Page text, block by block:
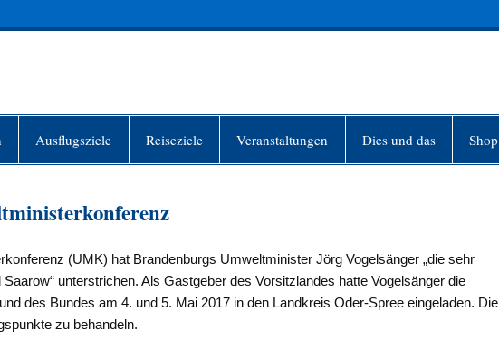
Ausflugsziele Reiseziele Veranstaltungen Dies und das Shop
(UMK) hat Brandenburgs Umweltminister Jörg Vogelsänger „die sehr
unterstrichen. Als Gastgeber des Vorsitzlandes hatte Vogelsänger die
des Bundes am 4. und 5. Mai 2017 in den Landkreis Oder-Spree eingeladen. Die
zu behandeln.